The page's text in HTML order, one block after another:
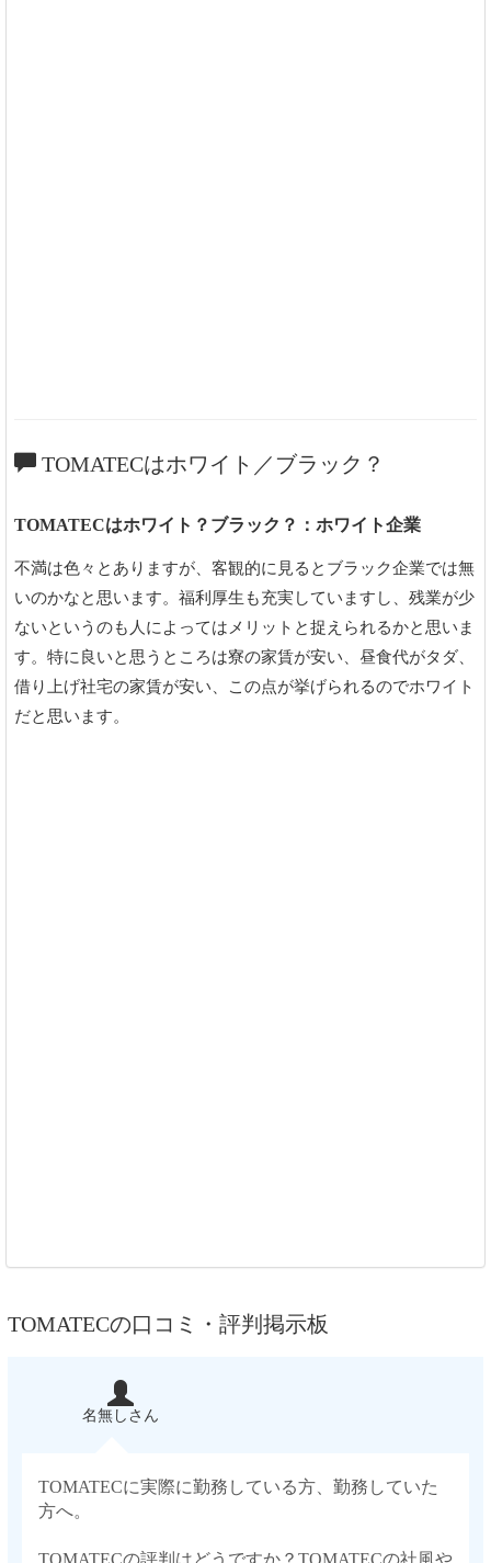
TOMATECはホワイト／ブラック？
TOMATECはホワイト？ブラック？：ホワイト企業
不満は色々とありますが、客観的に見るとブラック企業では無
いのかなと思います。福利厚生も充実していますし、残業が少
ないというのも人によってはメリットと捉えられるかと思いま
す。特に良いと思うところは寮の家賃が安い、昼食代がタダ、
借り上げ社宅の家賃が安い、この点が挙げられるのでホワイト
だと思います。
TOMATECの口コミ・評判掲示板
名無しさん
TOMATECに実際に勤務している方、勤務していた
方へ。